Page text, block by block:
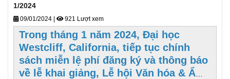
1/2024
09/01/2024 | 921 Lượt xem
Trong tháng 1 năm 2024, Đại học
Westcliff, California, tiếp tục chính
sách miễn lệ phí đăng ký và thông báo
về lễ khai giảng, Lễ hội Văn hóa & Ẩm